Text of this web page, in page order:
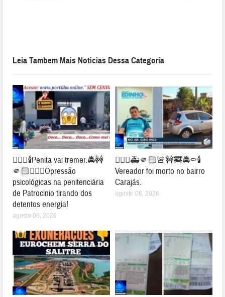
Leia Tambem Mais Noticias Dessa Categoria
👉🏻🚨🕯️Penita vai tremer.🚔🚧
🫵🏻⛓️‍💥😱Opressão
psicológicas na penitenciária
de Patrocinio tirando dos
detentos energia!
agosto 06, 2026
👉🏻🤔🚑🫵🏻🚨🚧🚒🚔⚰️🕯️
Vereador foi morto no bairro
Carajás.
agosto 06, 2026